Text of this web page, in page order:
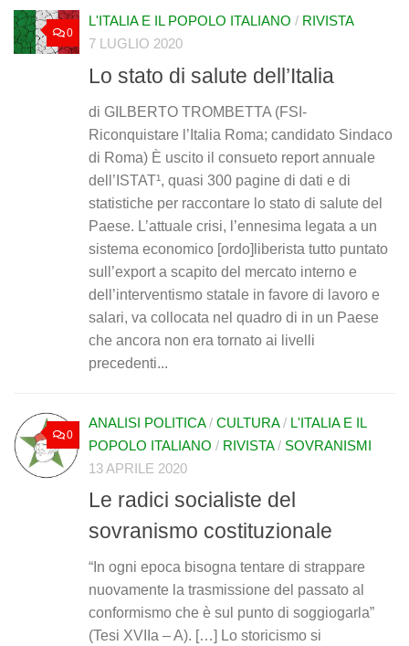
0
L'ITALIA E IL POPOLO ITALIANO / RIVISTA
7 LUGLIO 2020
Lo stato di salute dell’Italia
di GILBERTO TROMBETTA (FSI-
Riconquistare l’Italia Roma; candidato Sindaco
di Roma) È uscito il consueto report annuale
dell’ISTAT¹, quasi 300 pagine di dati e di
statistiche per raccontare lo stato di salute del
Paese. L’attuale crisi, l’ennesima legata a un
sistema economico [ordo]liberista tutto puntato
sull’export a scapito del mercato interno e
dell’interventismo statale in favore di lavoro e
salari, va collocata nel quadro di in un Paese
che ancora non era tornato ai livelli
precedenti...
0
ANALISI POLITICA/ CULTURA/ L'ITALIA E IL
POPOLO ITALIANO / RIVISTA/ SOVRANISMI
13 APRILE 2020
Le radici socialiste del
sovranismo costituzionale
“In ogni epoca bisogna tentare di strappare
nuovamente la trasmissione del passato al
conformismo che è sul punto di soggiogarla”
(Tesi XVIIa – A). […] Lo storicismo si